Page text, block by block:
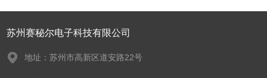
苏州赛秘尔电子科技有限公司
地址：苏州市高新区道安路22号